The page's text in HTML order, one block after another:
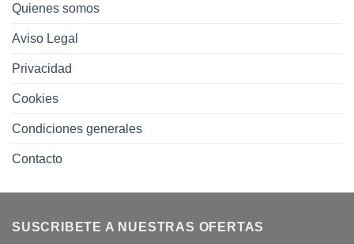
Quienes somos
Aviso Legal
Privacidad
Cookies
Condiciones generales
Contacto
SUSCRIBETE A NUESTRAS OFERTAS